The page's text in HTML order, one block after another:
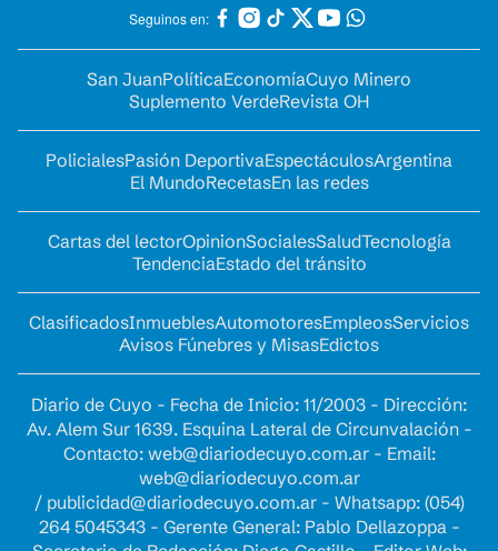
Seguinos en:
San JuanPolíticaEconomíaCuyo Minero
Suplemento VerdeRevista OH
PolicialesPasión DeportivaEspectáculosArgentina
El MundoRecetasEn las redes
Cartas del lectorOpinionSocialesSaludTecnología
TendenciaEstado del tránsito
ClasificadosInmueblesAutomotoresEmpleosServicios
Avisos Fúnebres y MisasEdictos
Diario de Cuyo - Fecha de Inicio: 11/2003 - Dirección:
Av. Alem Sur 1639. Esquina Lateral de Circunvalación -
Contacto: web@diariodecuyo.com.ar- Email:
web@diariodecuyo.com.ar
/ publicidad@diariodecuyo.com.ar- Whatsapp: (054)
264 5045343 - Gerente General: Pablo Dellazoppa -